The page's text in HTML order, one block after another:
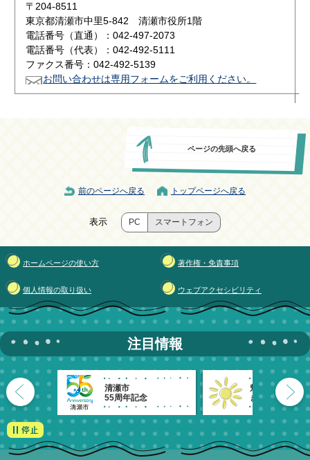
〒204-8511
東京都清瀬市中里5-842 清瀬市役所1階
電話番号（直通）：042-497-2073
電話番号（代表）：042-492-5111
ファクス番号：042-492-5139
お問い合わせは専用フォームをご利用ください。
ページの先頭へ戻る
前のページへ戻る トップページへ戻る
表示 PC スマートフォン
ホームページの使い方 著作権・免責事項
個人情報の取り扱い ウェブアクセシビリティ
注目情報
清瀬市
55周年記念
魅力発信！
きよせのーと。